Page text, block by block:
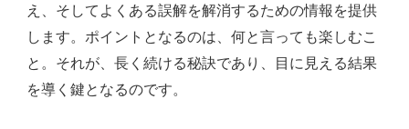
え、そしてよくある誤解を解消するための情報を提供
します。ポイントとなるのは、何と言っても楽しむこ
と。それが、長く続ける秘訣であり、目に見える結果
を導く鍵となるのです。